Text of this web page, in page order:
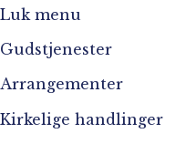
Luk menu
Gudstjenester
Arrangementer
Kirkelige handlinger